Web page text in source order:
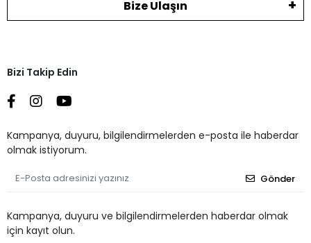
Bize Ulaşın
Bizi Takip Edin
Kampanya, duyuru, bilgilendirmelerden e-posta ile haberdar
olmak istiyorum.
Gönder
Kampanya, duyuru ve bilgilendirmelerden haberdar olmak
için kayıt olun.